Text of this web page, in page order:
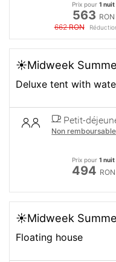
Prix pour1 nuit
563 RON
662RON
☀️Midweek
Deluxe tent with
Petit-
Non remboursable
Prix pour1 nuit
494 RON
☀️Midweek
Floating house